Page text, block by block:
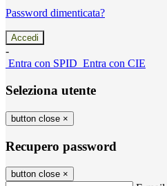
Password dimenticata?
-
Entra con SPID Entra con CIE
Seleziona utente
button close ×
Recupero password
button close ×